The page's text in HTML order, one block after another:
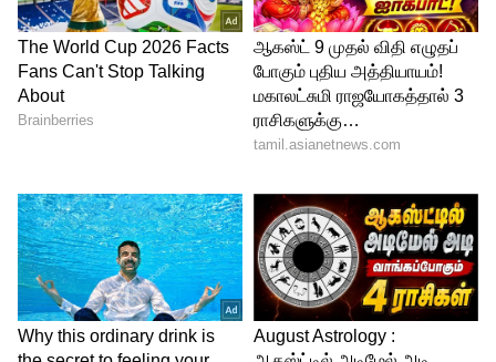
4
Shalini Family old vs new photo
இந்த நிலையில், நடிகை ஷாலினி அவரது
தங்கை ஷாமிலி மற்றும் சகோதரர் ரிச்சர்டு
ரிஷி உடன் சேர்ந்து தனது தாயாரின்